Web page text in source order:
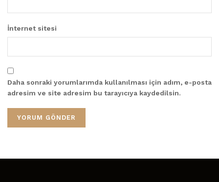
İnternet sitesi
Daha sonraki yorumlarımda kullanılması için adım, e-posta
adresim ve site adresim bu tarayıcıya kaydedilsin.